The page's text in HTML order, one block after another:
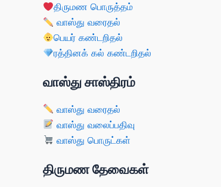
திருமண பொருத்தம்
வாஸ்து வரைதல்
பெயர் கண்டறிதல்
ரத்தினக் கல் கண்டறிதல்
வாஸ்து சாஸ்திரம்
வாஸ்து வரைதல்
வாஸ்து வலைப்பதிவு
வாஸ்து பொருட்கள்
திருமண தேவைகள்